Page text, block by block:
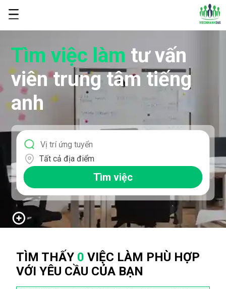
Tìm việc làm tư vấn
viên trung tâm tiếng
anh
Tất cả địa điểm
Tìm việc
TÌM THẤY 0 VIỆC LÀM PHÙ HỢP
VỚI YÊU CẦU CỦA BẠN